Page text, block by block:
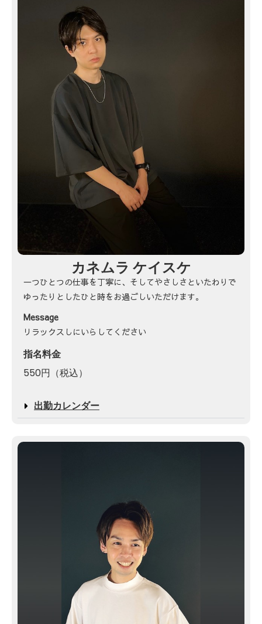
カネムラ ケイスケ
一つひとつの仕事を丁寧に、そしてやさしさといたわりで
ゆったりとしたひと時をお過ごしいただけます。
Message
リラックスしにいらしてください
指名料金
550円（税込）
出勤カレンダー